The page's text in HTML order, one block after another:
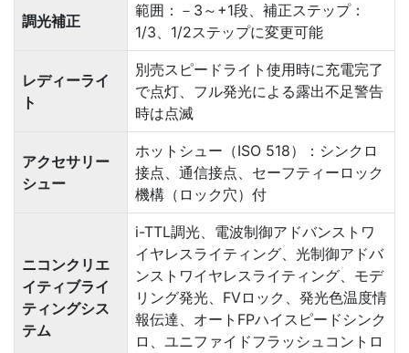
調光補正
範囲：－3～+1段、補正ステップ：
1/3、1/2ステップに変更可能
レディーライ
ト
別売スピードライト使用時に充電完了
で点灯、フル発光による露出不足警告
時は点滅
アクセサリー
シュー
ホットシュー（ISO 518）：シンクロ
接点、通信接点、セーフティーロック
機構（ロック穴）付
ニコンクリエ
イティブライ
ティングシス
テム
i-TTL調光、電波制御アドバンストワ
イヤレスライティング、光制御アドバ
ンストワイヤレスライティング、モデ
リング発光、FVロック、発光色温度情
報伝達、オートFPハイスピードシンク
ロ、ユニファイドフラッシュコントロ